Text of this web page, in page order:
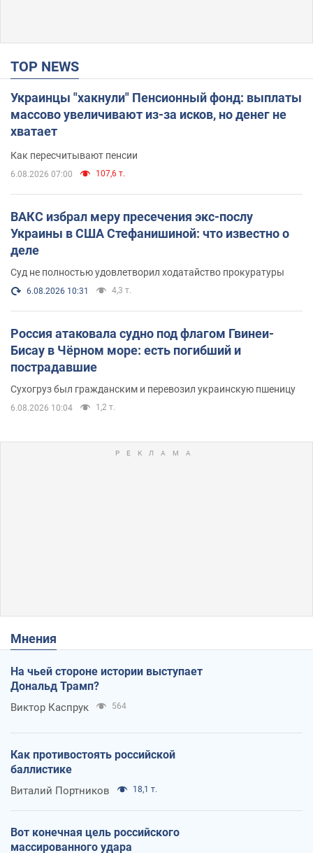
TOP NEWS
Украинцы "хакнули" Пенсионный фонд: выплаты
массово увеличивают из-за исков, но денег не
хватает
Как пересчитывают пенсии
6.08.2026 07:00 107,6 т.
ВАКС избрал меру пресечения экс-послу
Украины в США Стефанишиной: что известно о
деле
Суд не полностью удовлетворил ходатайство прокуратуры
6.08.2026 10:31 4,3 т.
Россия атаковала судно под флагом Гвинеи-
Бисау в Чёрном море: есть погибший и
пострадавшие
Сухогруз был гражданским и перевозил украинскую пшеницу
6.08.2026 10:04 1,2 т.
Мнения
На чьей стороне истории выступает
Дональд Трамп?
Виктор Каспрук 564
Как противостоять российской
баллистике
Виталий Портников 18,1 т.
Вот конечная цель российского
массированного удара